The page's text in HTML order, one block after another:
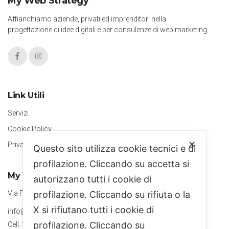
Affianchiamo aziende, privati ed imprenditori nella
progettazione di idee digitali e per consulenze di web marketing.
Link Utili
Servizi
Cookie Policy
Privacy Policy
My Web Strategy
Via Fabbrica, Ceraso (SA)
info@mywebstrategy.it
Cell. 351 8782551
✕
Questo sito utilizza cookie tecnici e di
profilazione. Cliccando su accetta si
autorizzano tutti i cookie di
profilazione. Cliccando su rifiuta o la
X si rifiutano tutti i cookie di
profilazione. Cliccando su